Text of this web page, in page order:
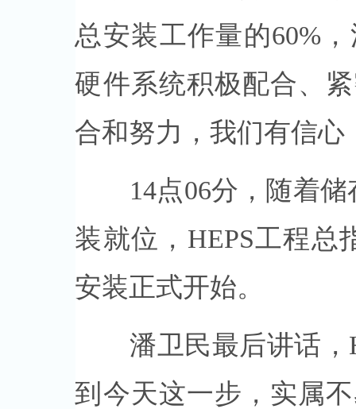
总安装工作量的60%
硬件系统积极配合、
合和努力，我们有信
14点06分，随着储
装就位，HEPS工程总
安装正式开始。
潘卫民最后讲话，
到今天这一步，实属